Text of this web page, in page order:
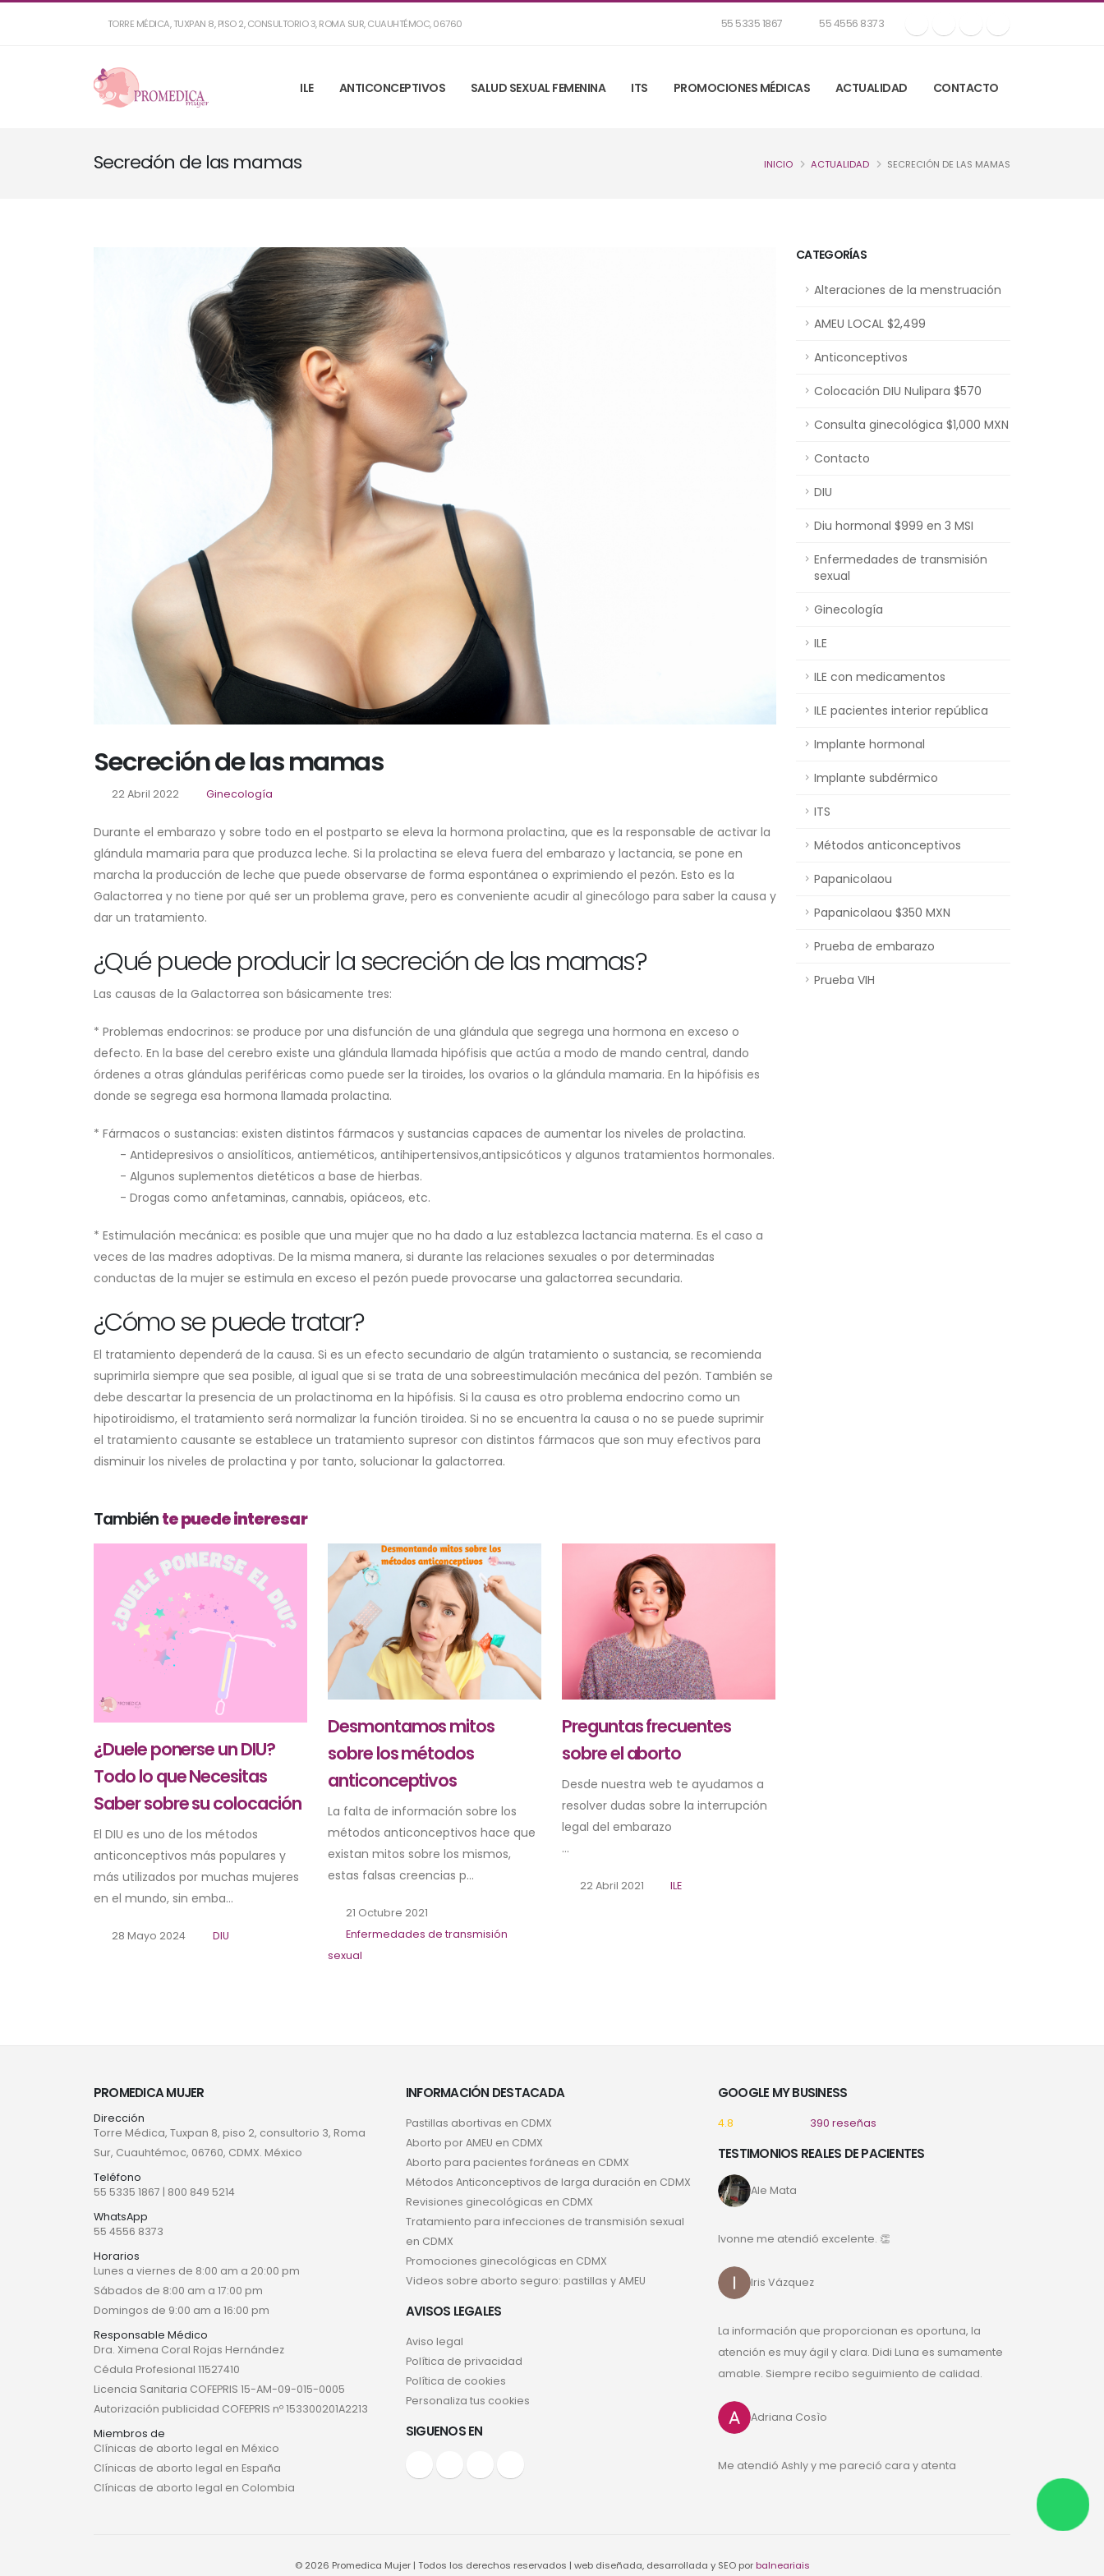
TORRE MÉDICA, TUXPAN 8, PISO 2, CONSULTORIO 3, ROMA SUR, CUAUHTÉMOC, 06760 55 5335 1867 55 4556 8373
ILE ANTICONCEPTIVOS SALUD SEXUAL FEMENINA ITS PROMOCIONES MÉDICAS ACTUALIDAD CONTACTO
Secreción de las mamas INICIO ACTUALIDAD SECRECIÓN DE LAS MAMAS
CATEGORÍAS
Alteraciones de la menstruación
AMEU LOCAL $2,499
Anticonceptivos
Colocación DIU Nulipara $570
Consulta ginecológica $1,000 MXN
Contacto
DIU
Diu hormonal $999 en 3 MSI
Enfermedades de transmisión
sexual
Ginecología
ILE
ILE con medicamentos
ILE pacientes interior república
Implante hormonal
Implante subdérmico
ITS
Métodos anticonceptivos
Papanicolaou
Papanicolaou $350 MXN
Prueba de embarazo
Prueba VIH
Secreción de las mamas
22 Abril 2022 Ginecología
Durante el embarazo y sobre todo en el postparto se eleva la hormona prolactina, que es la responsable de activar la
glándula mamaria para que produzca leche. Si la prolactina se eleva fuera del embarazo y lactancia, se pone en
marcha la producción de leche que puede observarse de forma espontánea o exprimiendo el pezón. Esto es la
Galactorrea y no tiene por qué ser un problema grave, pero es conveniente acudir al ginecólogo para saber la causa y
dar un tratamiento.
¿Qué puede producir la secreción de las mamas?
Las causas de la Galactorrea son básicamente tres:
* Problemas endocrinos: se produce por una disfunción de una glándula que segrega una hormona en exceso o
defecto. En la base del cerebro existe una glándula llamada hipófisis que actúa a modo de mando central, dando
órdenes a otras glándulas periféricas como puede ser la tiroides, los ovarios o la glándula mamaria. En la hipófisis es
donde se segrega esa hormona llamada prolactina.
* Fármacos o sustancias: existen distintos fármacos y sustancias capaces de aumentar los niveles de prolactina.
- Antidepresivos o ansiolíticos, antieméticos, antihipertensivos,antipsicóticos y algunos tratamientos hormonales.
- Algunos suplementos dietéticos a base de hierbas.
- Drogas como anfetaminas, cannabis, opiáceos, etc.
* Estimulación mecánica: es posible que una mujer que no ha dado a luz establezca lactancia materna. Es el caso a
veces de las madres adoptivas. De la misma manera, si durante las relaciones sexuales o por determinadas
conductas de la mujer se estimula en exceso el pezón puede provocarse una galactorrea secundaria.
¿Cómo se puede tratar?
El tratamiento dependerá de la causa. Si es un efecto secundario de algún tratamiento o sustancia, se recomienda
suprimirla siempre que sea posible, al igual que si se trata de una sobreestimulación mecánica del pezón. También se
debe descartar la presencia de un prolactinoma en la hipófisis. Si la causa es otro problema endocrino como un
hipotiroidismo, el tratamiento será normalizar la función tiroidea. Si no se encuentra la causa o no se puede suprimir
el tratamiento causante se establece un tratamiento supresor con distintos fármacos que son muy efectivos para
disminuir los niveles de prolactina y por tanto, solucionar la galactorrea.
Tambiénte puede interesar
¿Duele ponerse un DIU?
Todo lo que Necesitas
Saber sobre su colocación
El DIU es uno de los métodos
anticonceptivos más populares y
más utilizados por muchas mujeres
en el mundo, sin emba...
28 Mayo 2024 DIU
Desmontamos mitos
sobre los métodos
anticonceptivos
La falta de información sobre los
métodos anticonceptivos hace que
existan mitos sobre los mismos,
estas falsas creencias p...
21 Octubre 2021
Enfermedades de transmisión
sexual
Preguntas frecuentes
sobre el aborto
Desde nuestra web te ayudamos a
resolver dudas sobre la interrupción
legal del embarazo
...
22 Abril 2021 ILE
PROMEDICA MUJER
Dirección
Torre Médica, Tuxpan 8, piso 2, consultorio 3, Roma
Sur, Cuauhtémoc, 06760, CDMX. México
Teléfono
55 5335 1867 | 800 849 5214
WhatsApp
55 4556 8373
Horarios
Lunes a viernes de 8:00 am a 20:00 pm
Sábados de 8:00 am a 17:00 pm
Domingos de 9:00 am a 16:00 pm
Responsable Médico
Dra. Ximena Coral Rojas Hernández
Cédula Profesional 11527410
Licencia Sanitaria COFEPRIS 15-AM-09-015-0005
Autorización publicidad COFEPRIS nº 153300201A2213
Miembros de
Clínicas de aborto legal en México
Clínicas de aborto legal en España
Clínicas de aborto legal en Colombia
INFORMACIÓN DESTACADA
Pastillas abortivas en CDMX
Aborto por AMEU en CDMX
Aborto para pacientes foráneas en CDMX
Métodos Anticonceptivos de larga duración en CDMX
Revisiones ginecológicas en CDMX
Tratamiento para infecciones de transmisión sexual
en CDMX
Promociones ginecológicas en CDMX
Videos sobre aborto seguro: pastillas y AMEU
AVISOS LEGALES
Aviso legal
Política de privacidad
Política de cookies
Personaliza tus cookies
SIGUENOS EN
GOOGLE MY BUSINESS
4.8 390 reseñas
TESTIMONIOS REALES DE PACIENTES
Ale Mata
Ivonne me atendió excelente. 👏
Iris Vázquez
La información que proporcionan es oportuna, la
atención es muy ágil y clara. Didi Luna es sumamente
amable. Siempre recibo seguimiento de calidad.
Adriana Cosìo
Me atendió Ashly y me pareció cara y atenta
© 2026 Promedica Mujer | Todos los derechos reservados | web diseñada, desarrollada y SEO por balneariais